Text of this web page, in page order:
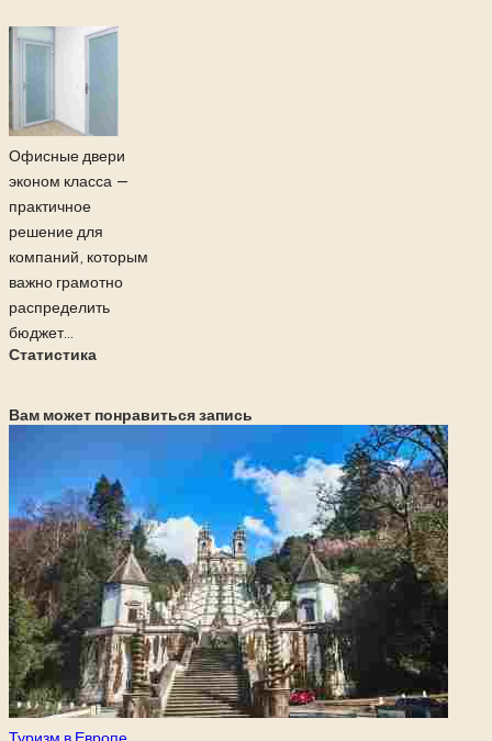
Офисные двери
эконом класса —
практичное
решение для
компаний, которым
важно грамотно
распределить
бюджет...
Статистика
Вам может понравиться запись
Опубликовано